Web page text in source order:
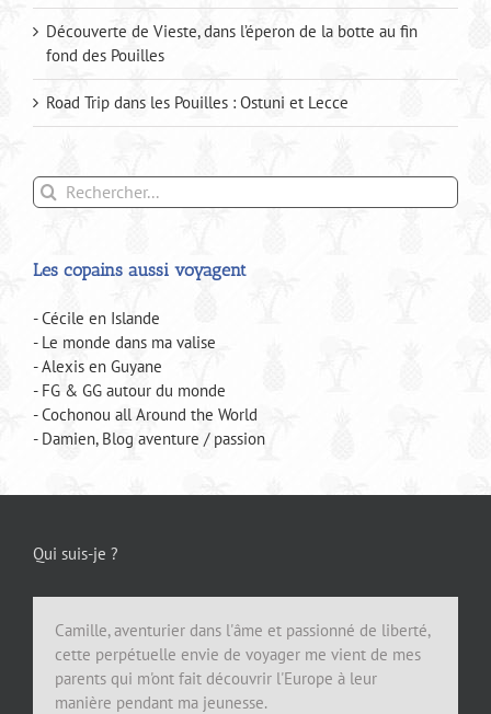
Découverte de Vieste, dans l’éperon de la botte au fin
fond des Pouilles
Road Trip dans les Pouilles : Ostuni et Lecce
Rechercher:
Les copains aussi voyagent
- Cécile en Islande
- Le monde dans ma valise
- Alexis en Guyane
- FG & GG autour du monde
- Cochonou all Around the World
- Damien, Blog aventure / passion
Qui suis-je ?
Camille, aventurier dans l'âme et passionné de liberté,
cette perpétuelle envie de voyager me vient de mes
parents qui m'ont fait découvrir l'Europe à leur
manière pendant ma jeunesse.